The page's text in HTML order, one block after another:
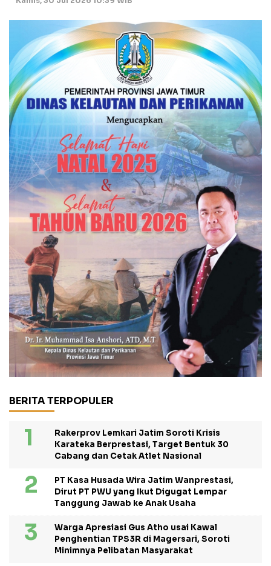
BERITA TERPOPULER
Rakerprov Lemkari Jatim Soroti Krisis
Karateka Berprestasi, Target Bentuk 30
Cabang dan Cetak Atlet Nasional
PT Kasa Husada Wira Jatim Wanprestasi,
Dirut PT PWU yang Ikut Digugat Lempar
Tanggung Jawab ke Anak Usaha
Warga Apresiasi Gus Atho usai Kawal
Penghentian TPS3R di Magersari, Soroti
Minimnya Pelibatan Masyarakat